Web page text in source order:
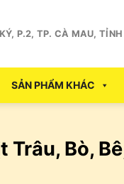
P.2, TP. CÀ MAU,
SẢN PHẨM KHÁC
Trâu, Bò,